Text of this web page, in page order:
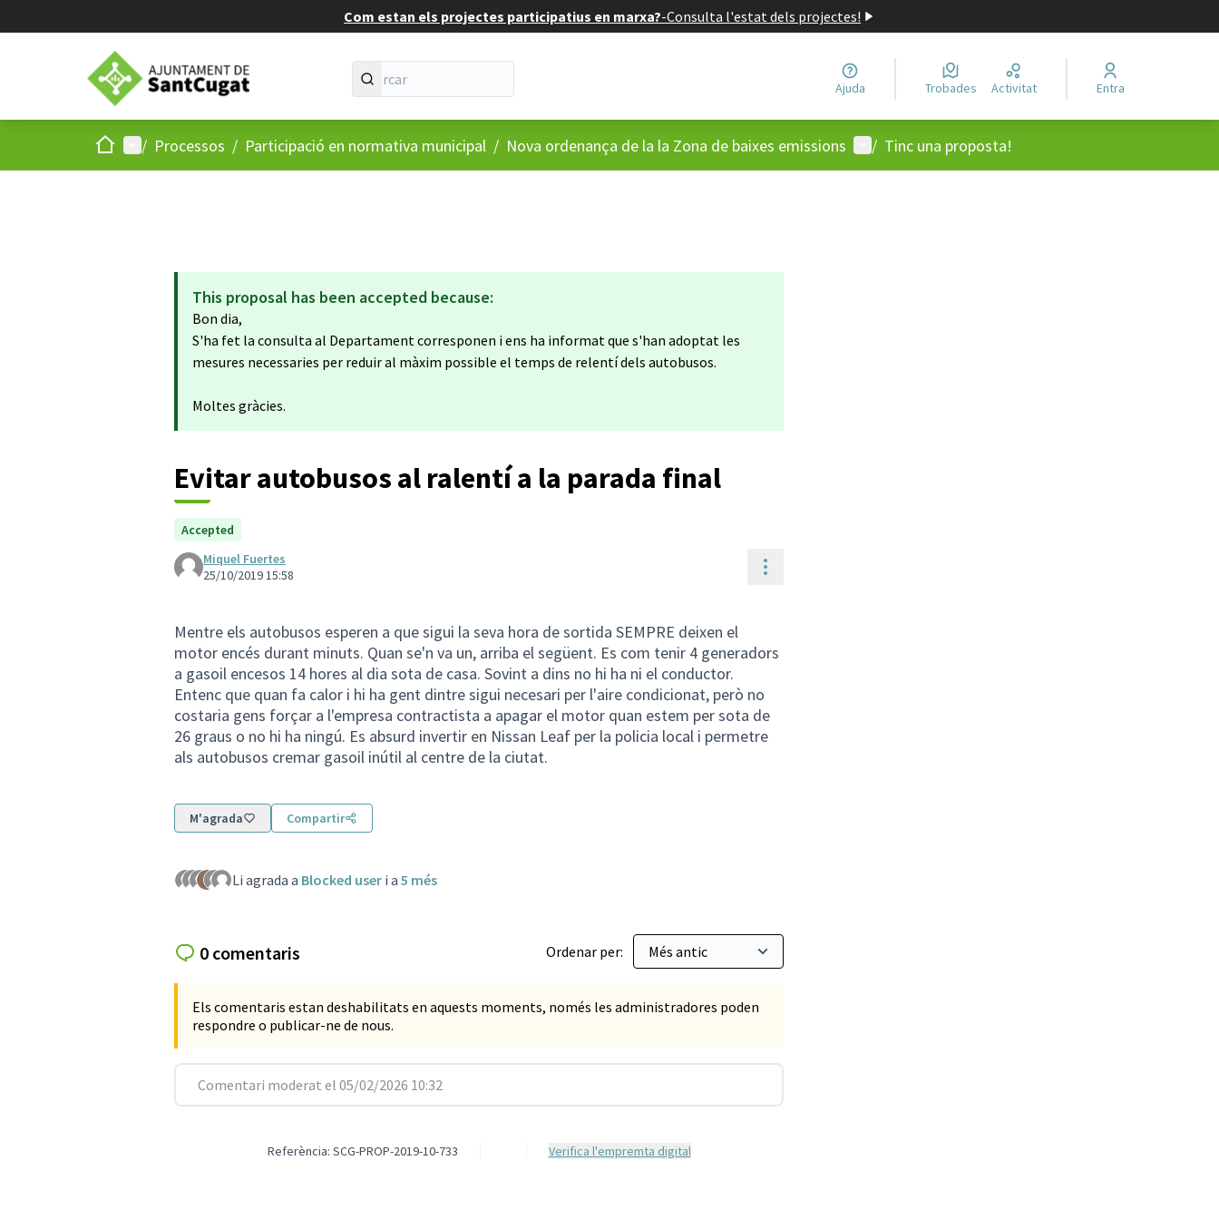
Com estan els projectes participatius en marxa?-Consulta l'estat dels projectes!
Ajuda Trobades Activitat Entra
Inici Menú principal
/ Processos / Participació en normativa municipal / Nova ordenança de la la Zona de baixes emissions Menú d'usuari
/ Tinc una proposta!
This proposal has been accepted because:
Bon dia,
S'ha fet la consulta al Departament corresponen i ens ha informat que s'han adoptat les
mesures necessaries per reduir al màxim possible el temps de relentí dels autobusos.
Moltes gràcies.
Evitar autobusos al ralentí a la parada final
Accepted
Miquel Fuertes
25/10/2019 15:58
Controls de recursos
Mentre els autobusos esperen a que sigui la seva hora de sortida SEMPRE deixen el
motor encés durant minuts. Quan se'n va un, arriba el següent. Es com tenir 4 generadors
a gasoil encesos 14 hores al dia sota de casa. Sovint a dins no hi ha ni el conductor.
Entenc que quan fa calor i hi ha gent dintre sigui necesari per l'aire condicionat, però no
costaria gens forçar a l'empresa contractista a apagar el motor quan estem per sota de
26 graus o no hi ha ningú. Es absurd invertir en Nissan Leaf per la policia local i permetre
als autobusos cremar gasoil inútil al centre de la ciutat.
M'agrada Compartir
Li agrada a Blocked user i a 5 més
0 comentaris Ordenar per:
Els comentaris estan deshabilitats en aquests moments, només les administradores poden
respondre o publicar-ne de nous.
Comentari moderat el 05/02/2026 10:32
Referència: SCG-PROP-2019-10-733 Verifica l'empremta digital